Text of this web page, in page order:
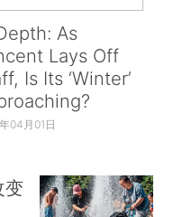
As
Lays Off
Is Its ‘Winter’
04月01日
变